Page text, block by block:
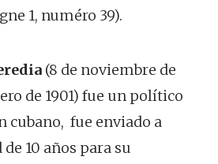
1, numéro 39).
(8 de noviembre de
de 1901) fue un político
cubano, fue enviado a
10 años para su